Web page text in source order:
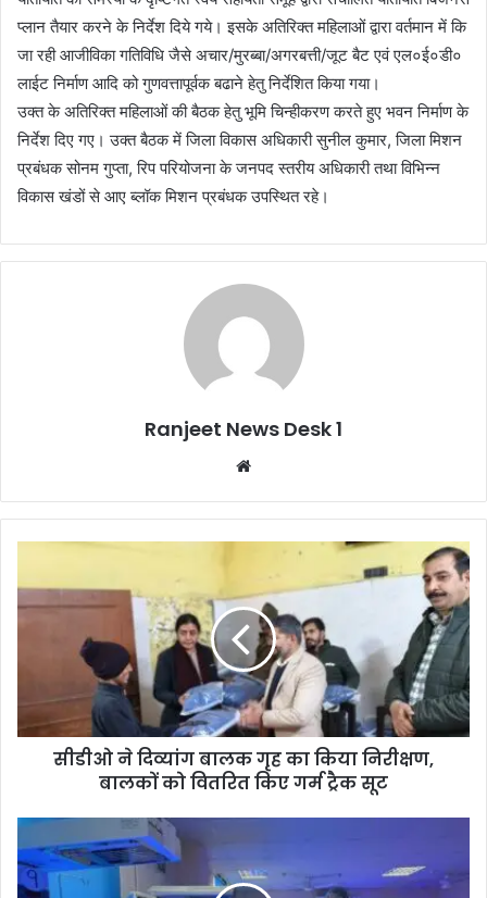
प्लान तैयार करने के निर्देश दिये गये। इसके अतिरिक्त महिलाओं द्वारा वर्तमान में कि
जा रही आजीविका गतिविधि जैसे अचार/मुरब्बा/अगरबत्ती/जूट बैट एवं एल०ई०डी०
लाईट निर्माण आदि को गुणवत्तापूर्वक बढाने हेतु निर्देशित किया गया।
उक्त के अतिरिक्त महिलाओं की बैठक हेतु भूमि चिन्हीकरण करते हुए भवन निर्माण के
निर्देश दिए गए। उक्त बैठक में जिला विकास अधिकारी सुनील कुमार, जिला मिशन
प्रबंधक सोनम गुप्ता, रिप परियोजना के जनपद स्तरीय अधिकारी तथा विभिन्न
विकास खंडों से आए ब्लॉक मिशन प्रबंधक उपस्थित रहे।
Ranjeet News Desk 1
te
सीडीओ ने दिव्यांग बालक गृह का किया निरीक्षण,
बालकों को वितरित किए गर्म ट्रैक सूट